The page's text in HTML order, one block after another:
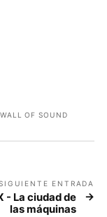
WALL OF SOUND
ENTRADA
- La ciudad de
las máquinas